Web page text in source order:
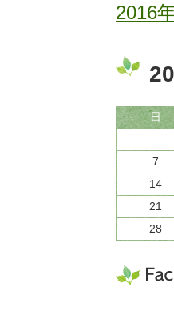
2016
日
7
14
21
28